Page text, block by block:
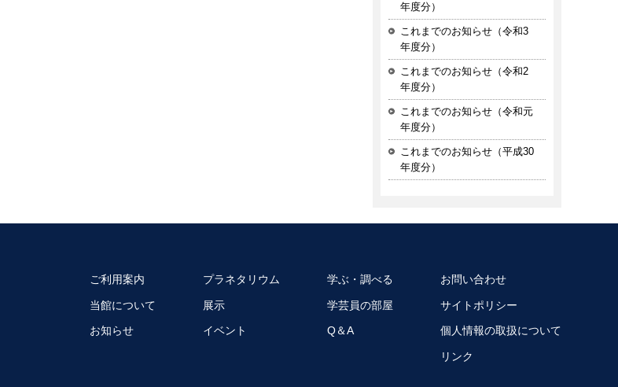
年度分）
これまでのお知らせ（令和3
年度分）
これまでのお知らせ（令和2
年度分）
これまでのお知らせ（令和元
年度分）
これまでのお知らせ（平成30
年度分）
ご利用案内
当館について
お知らせ
プラネタリウム
展示
イベント
学ぶ・調べる
学芸員の部屋
Q＆A
お問い合わせ
サイトポリシー
個人情報の取扱について
リンク